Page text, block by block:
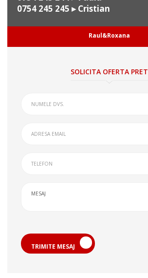
0754 245 245 ▸ Cristian
Raul&Roxana
SOLICITA OFERTA PRET
TRIMITE MESAJ